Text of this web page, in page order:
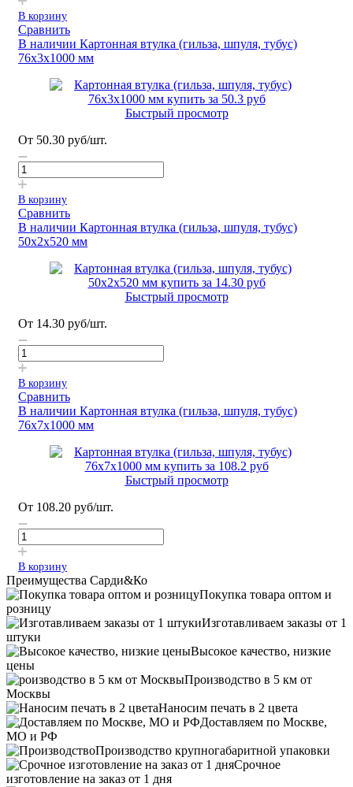
В корзину
Сравнить
В наличии Картонная втулка (гильза, шпуля, тубус)
76х3х1000 мм
Быстрый просмотр
От 50.30 руб/шт.
В корзину
Сравнить
В наличии Картонная втулка (гильза, шпуля, тубус)
50х2х520 мм
Быстрый просмотр
От 14.30 руб/шт.
В корзину
Сравнить
В наличии Картонная втулка (гильза, шпуля, тубус)
76х7х1000 мм
Быстрый просмотр
От 108.20 руб/шт.
В корзину
Преимущества Сарди&Ко
Покупка товара оптом и
розницу
Изготавливаем заказы от 1
штуки
Высокое качество, низкие
цены
Производство в 5 км от
Москвы
Наносим печать в 2 цвета
Доставляем по Москве,
МО и РФ
Производство крупногабаритной упаковки
Срочное
изготовление на заказ от 1 дня